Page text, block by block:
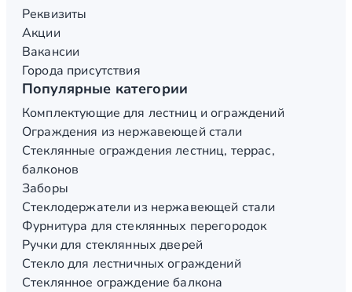
Реквизиты
Акции
Вакансии
Города присутствия
Популярные категории
Комплектующие для лестниц и ограждений
Ограждения из нержавеющей стали
Стеклянные ограждения лестниц, террас,
балконов
Заборы
Стеклодержатели из нержавеющей стали
Фурнитура для стеклянных перегородок
Ручки для стеклянных дверей
Стекло для лестничных ограждений
Стеклянное ограждение балкона